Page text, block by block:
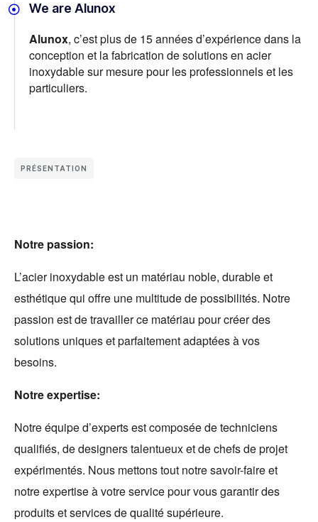
We are Alunox
Alunox, c’est plus de 15 années d’expérience dans la
conception et la fabrication de solutions en acier
inoxydable sur mesure pour les professionnels et les
particuliers.
PRÉSENTATION
Notre passion:
L’acier inoxydable est un matériau noble, durable et
esthétique qui offre une multitude de possibilités. Notre
passion est de travailler ce matériau pour créer des
solutions uniques et parfaitement adaptées à vos
besoins.
Notre expertise:
Notre équipe d’experts est composée de techniciens
qualifiés, de designers talentueux et de chefs de projet
expérimentés. Nous mettons tout notre savoir-faire et
notre expertise à votre service pour vous garantir des
produits et services de qualité supérieure.